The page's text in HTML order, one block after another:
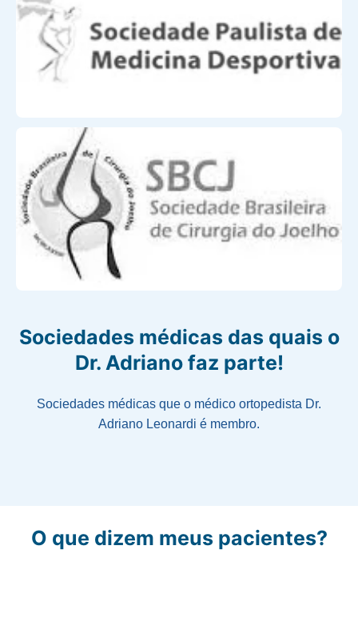
Sociedades médicas das quais o
Dr. Adriano faz parte!
Sociedades médicas que o médico ortopedista Dr.
Adriano Leonardi é membro.
O que dizem meus pacientes?